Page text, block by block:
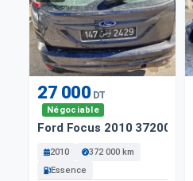
27 000 DT
Négociable
Ford Focus 2010 372000 Km
2010
372 000 km
Essence